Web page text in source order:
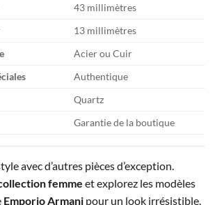
43 millimètres
13 millimètres
Acier ou Cuir
Authentique
Quartz
Garantie de la boutique
avec d’autres pièces d’exception.
femme et explorez les modèles
Emporio Armani pour un look irrésistible.